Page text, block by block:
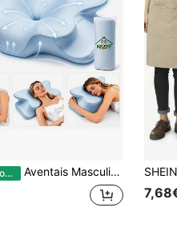
EU Warehouse Aventais Masculinos